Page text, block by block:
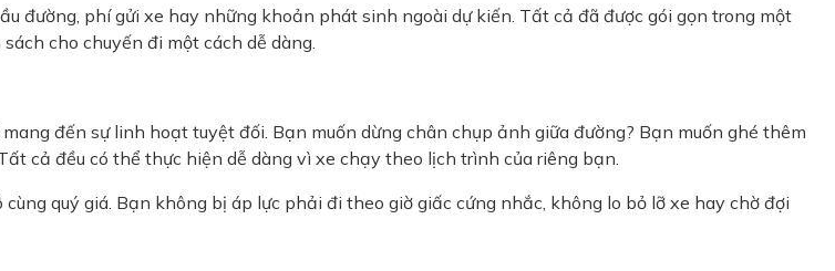
đường, phí gửi xe hay những khoản phát sinh ngoài dự kiến. Tất cả đã được gói gọn trong một
cho chuyến đi một cách dễ dàng.
đến sự linh hoạt tuyệt đối. Bạn muốn dừng chân chụp ảnh giữa đường? Bạn muốn ghé thêm
cả đều có thể thực hiện dễ dàng vì xe chạy theo lịch trình của riêng bạn.
quý giá. Bạn không bị áp lực phải đi theo giờ giấc cứng nhắc, không lo bỏ lỡ xe hay chờ đợi